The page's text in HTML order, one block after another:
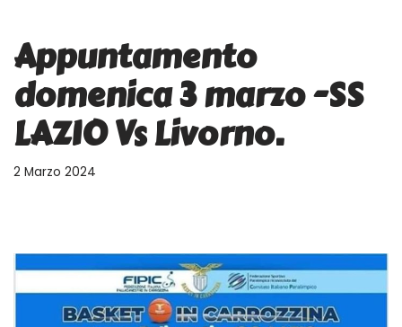
Appuntamento
domenica 3 marzo -SS
LAZIO Vs Livorno.
2 Marzo 2024